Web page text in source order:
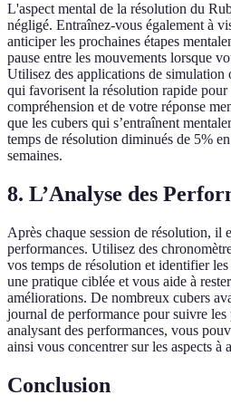
L'aspect mental de la résolution du
négligé. Entraînez-vous également à
anticiper les prochaines étapes
pause entre les mouvements lorsque
Utilisez des applications de simulation
qui favorisent la résolution rapide
compréhension et de votre réponse
que les cubers qui s’entraînent
temps de résolution diminués de 5%
semaines.
8. L’Analyse des
Après chaque session de résolution, il
performances. Utilisez des
vos temps de résolution et identifier
une pratique ciblée et vous aide à
améliorations. De nombreux cubers
journal de performance pour suivre
analysant des performances, vous
ainsi vous concentrer sur les aspects à
Conclusion